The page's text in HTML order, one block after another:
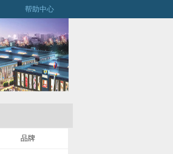
帮助中心
品牌